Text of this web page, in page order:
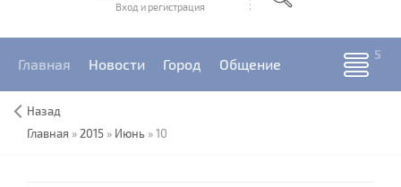
Вход и регистрация
Главная Новости Город Общение
Назад
Главная » 2015 » Июнь »10